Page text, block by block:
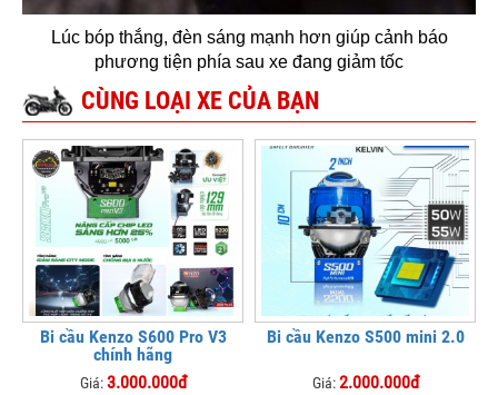
Lúc bóp thắng, đèn sáng mạnh hơn giúp cảnh báo
phương tiện phía sau xe đang giảm tốc
CÙNG LOẠI XE CỦA BẠN
Bi cầu Kenzo S600 Pro V3
chính hãng
Giá:3.000.000đ
Bi cầu Kenzo S500 mini 2.0
Giá:2.000.000đ